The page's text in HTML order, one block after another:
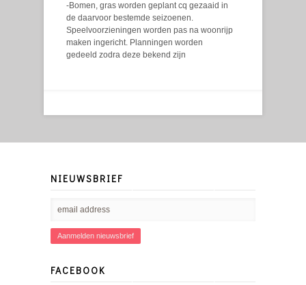
-Bomen, gras worden geplant cq gezaaid in
de daarvoor bestemde seizoenen.
Speelvoorzieningen worden pas na woonrijp
maken ingericht. Planningen worden
gedeeld zodra deze bekend zijn
NIEUWSBRIEF
FACEBOOK